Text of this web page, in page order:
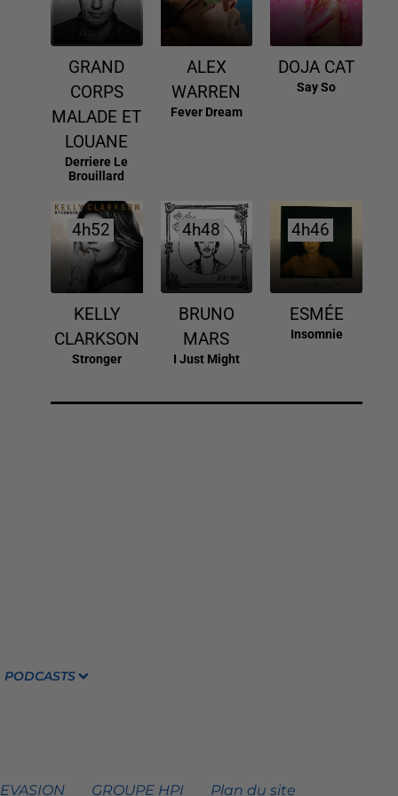
GRAND
CORPS
MALADE ET
LOUANE
Derriere Le
Brouillard
ALEX
WARREN
Fever Dream
DOJA CAT
Say So
4h52
4h52
KELLY
CLARKSON
Stronger
4h48
4h48
BRUNO
MARS
I Just Might
4h46
4h46
ESMÉE
Insomnie
PODCASTS
GROUPE HPI Plan du site